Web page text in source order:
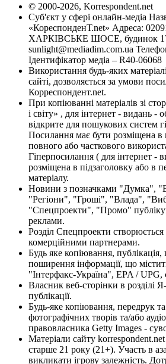
© 2000-2026, Korrespondent.net
Суб'єкт у сфері онлайн-медіа
«КореспонденТ.net» Адреса:
ХАРКІВСЬКЕ ШОСЕ, будинок
sunlight@mediadim.com.ua
Ідентифікатор медіа – R40-06068
Використання будь-яких
сайті, дозволяється за умови
Корреспондент.net.
При копіюванні матеріалів зі
і світу» , для інтернет - видань -
відкрите для пошукових систем
Посилання має бути розміщена в
повного або часткового
Гіперпосилання ( для інтернет -
розміщена в підзаголовку або в
матеріалу.
Новини з позначками "Думка",
"Регіони", "Гроші", "Влада",
"Спецпроекти", "Промо"
реклами.
Розділ Спецпроекти створюється
комерційними партнерами.
Будь яке копіювання,
поширення інформації, що
"Інтерфакс-Україна", EPA / UPG,
Власник веб-сторінки в розділі
публікації.
Будь-яке копіювання, передрук
фотографічних творів та/або
правовласника Getty Images -
Матеріали сайту korrespondent.net
старше 21 року (21+). Участь в
викликати ігрову залежність.